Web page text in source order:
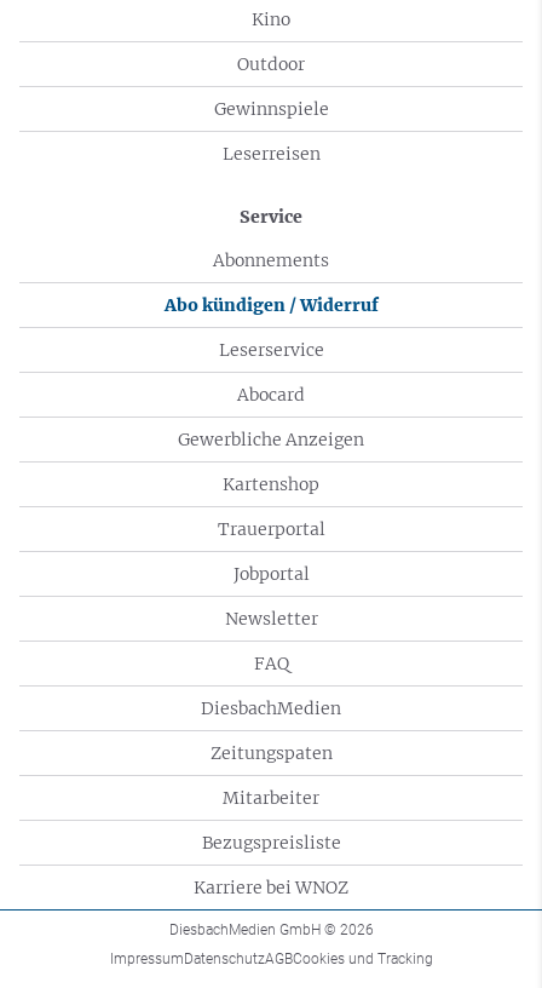
Kino
Outdoor
Gewinnspiele
Leserreisen
Service
Abonnements
Abo kündigen / Widerruf
Leserservice
Abocard
Gewerbliche Anzeigen
Kartenshop
Trauerportal
Jobportal
Newsletter
FAQ
DiesbachMedien
Zeitungspaten
Mitarbeiter
Bezugspreisliste
Karriere bei WNOZ
DiesbachMedien GmbH © 2026
ImpressumDatenschutzAGBCookies und Tracking